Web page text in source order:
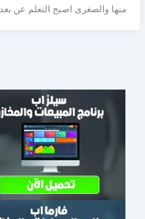
منها والصغرى اصبح التعلم عن